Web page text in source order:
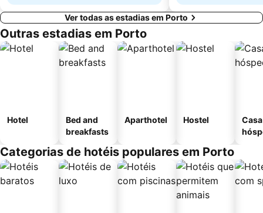
Ver todas as estadias em Porto
Outras estadias em Porto
Hotel
Bed and
breakfasts
Aparthotel Hostel
Categorias de hotéis populares em Porto